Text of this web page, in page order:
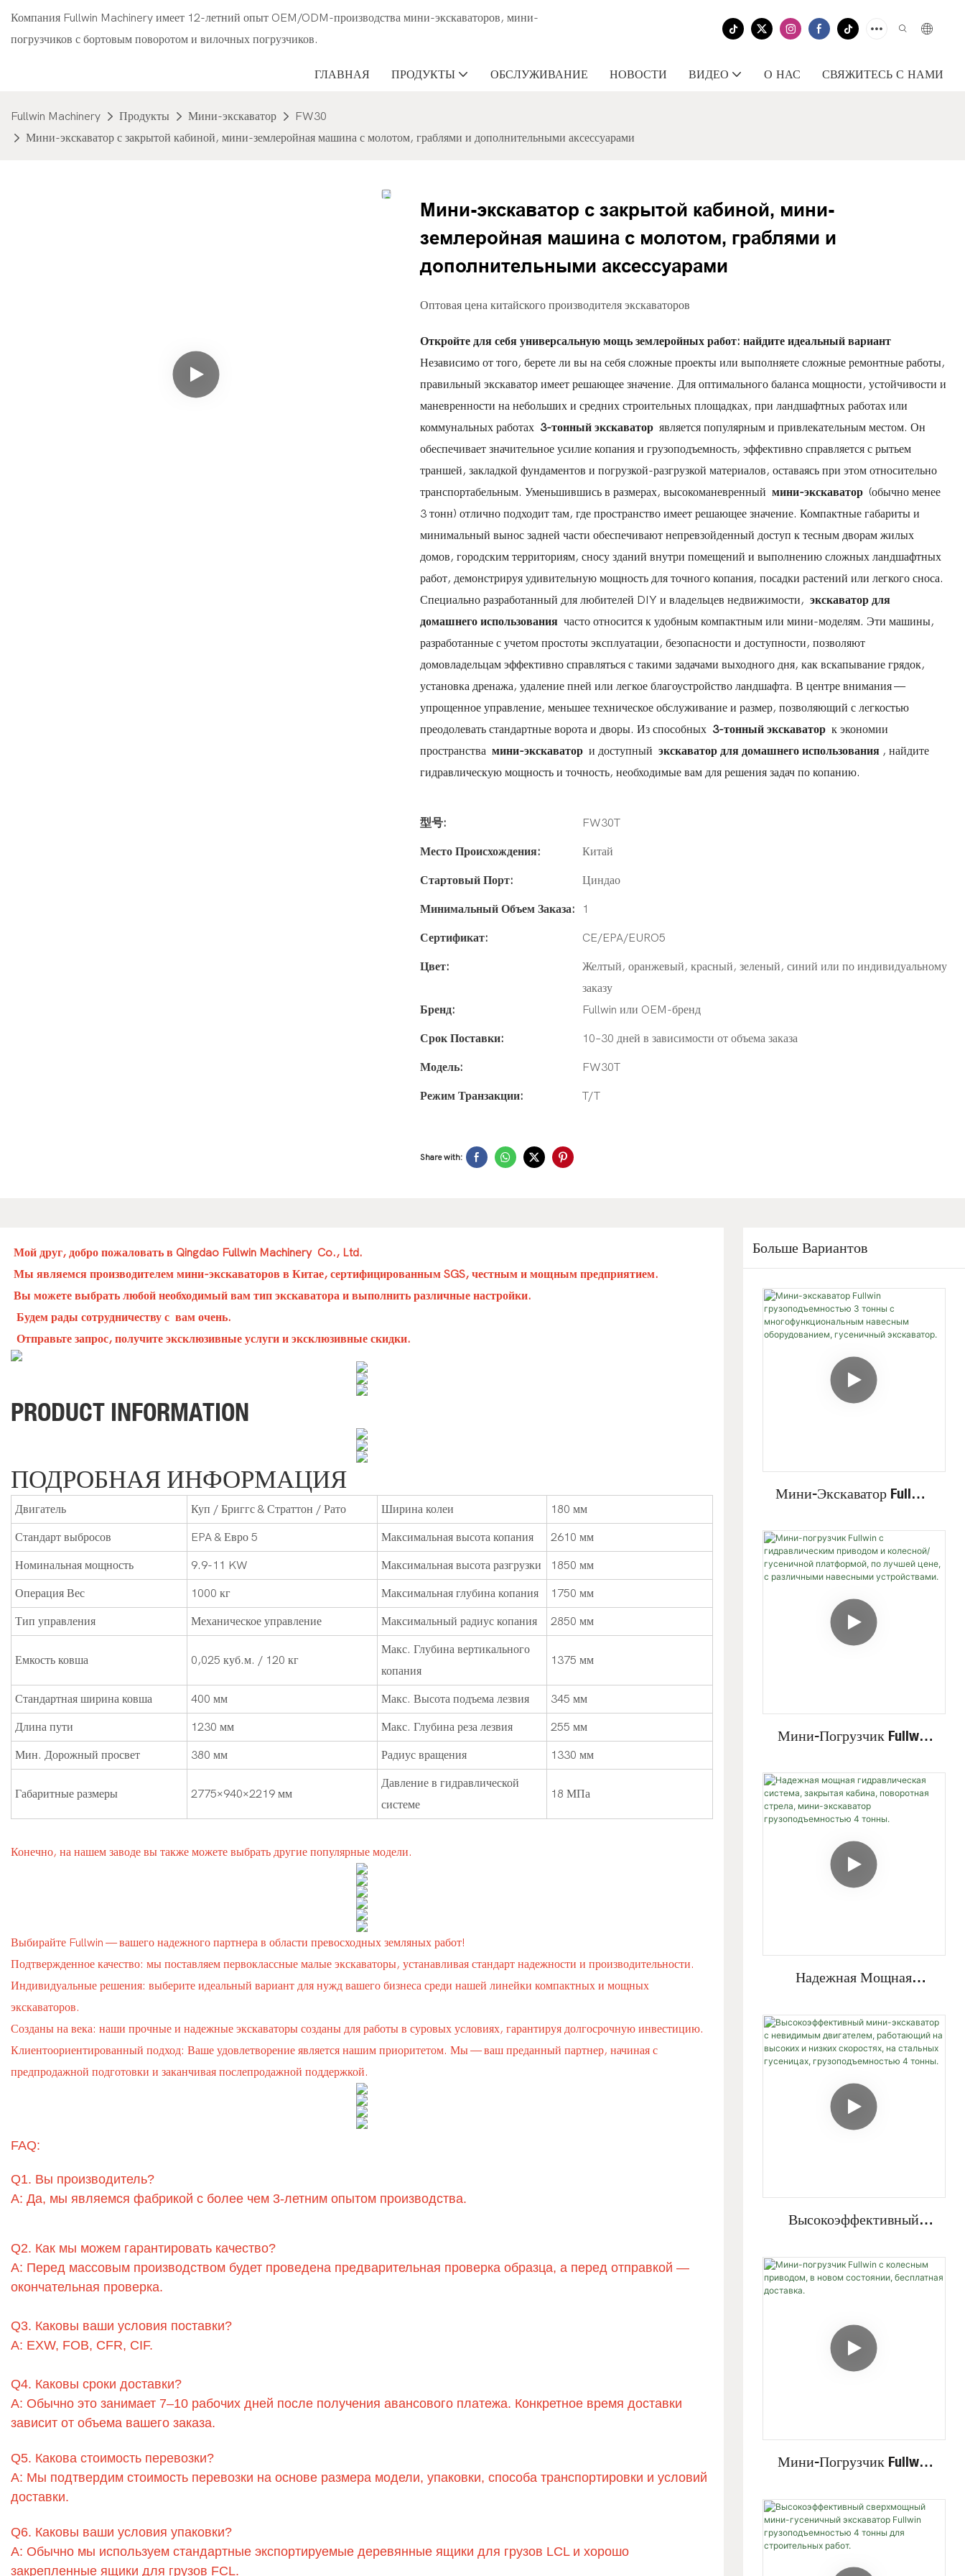
Компания Fullwin Machinery имеет 12-летний опыт OEM/ODM-производства мини-экскаваторов, мини-
погрузчиков с бортовым поворотом и вилочных погрузчиков.
ГЛАВНАЯ ПРОДУКТЫ ОБСЛУЖИВАНИЕ НОВОСТИ ВИДЕО О НАС СВЯЖИТЕСЬ С НАМИ
Fullwin Machinery Продукты Мини-экскаватор
FW30
Мини-экскаватор с закрытой кабиной, мини-землеройная машина с молотом, граблями и дополнительными аксессуарами
Мини-экскаватор с закрытой кабиной, мини-
землеройная машина с молотом, граблями и
дополнительными аксессуарами
Оптовая цена китайского производителя экскаваторов
Откройте для себя универсальную мощь землеройных работ: найдите идеальный вариант
Независимо от того, берете ли вы на себя сложные проекты или выполняете сложные ремонтные работы,
правильный экскаватор имеет решающее значение. Для оптимального баланса мощности, устойчивости и
маневренности на небольших и средних строительных площадках, при ландшафтных работах или
коммунальных работах 3-тонный экскаватор является популярным и привлекательным местом. Он
обеспечивает значительное усилие копания и грузоподъемность, эффективно справляется с рытьем
траншей, закладкой фундаментов и погрузкой-разгрузкой материалов, оставаясь при этом относительно
транспортабельным. Уменьшившись в размерах, высокоманевренный мини-экскаватор (обычно менее
3 тонн) отлично подходит там, где пространство имеет решающее значение. Компактные габариты и
минимальный вынос задней части обеспечивают непревзойденный доступ к тесным дворам жилых
домов, городским территориям, сносу зданий внутри помещений и выполнению сложных ландшафтных
работ, демонстрируя удивительную мощность для точного копания, посадки растений или легкого сноса.
Специально разработанный для любителей DIY и владельцев недвижимости, экскаватор для
домашнего использования часто относится к удобным компактным или мини-моделям. Эти машины,
разработанные с учетом простоты эксплуатации, безопасности и доступности, позволяют
домовладельцам эффективно справляться с такими задачами выходного дня, как вскапывание грядок,
установка дренажа, удаление пней или легкое благоустройство ландшафта. В центре внимания —
упрощенное управление, меньшее техническое обслуживание и размер, позволяющий с легкостью
преодолевать стандартные ворота и дворы. Из способных 3-тонный экскаватор к экономии
пространства мини-экскаватор и доступный экскаватор для домашнего использования , найдите
гидравлическую мощность и точность, необходимые вам для решения задач по копанию.
型号: FW30T
Место Происхождения: Китай
Стартовый Порт: Циндао
Минимальный Объем Заказа: 1
Сертификат: CE/EPA/EURO5
Цвет:
Желтый, оранжевый, красный, зеленый, синий или по индивидуальному
заказу
Бренд:
Fullwin или OEM-бренд
Срок Поставки: 10–30 дней в зависимости от объема заказа
Модель: FW30T
Режим Транзакции: T/T
Share with:
Мой друг, добро пожаловать в Qingdao Fullwin Machinery Co., Ltd.
Мы являемся производителем мини-экскаваторов в Китае, сертифицированным SGS, честным и мощным предприятием.
Вы можете выбрать любой необходимый вам тип экскаватора и выполнить различные настройки.
Будем рады сотрудничеству с вам очень.
Отправьте запрос, получите эксклюзивные услуги и эксклюзивные скидки.
PRODUCT INFORMATION
ПОДРОБНАЯ ИНФОРМАЦИЯ
Двигатель Куп / Бриггс & Страттон / Рато Ширина колеи 180 мм
Стандарт выбросов EPA & Евро 5 Максимальная высота копания 2610 мм
Номинальная мощность 9.9-11 KW Максимальная высота разгрузки 1850 мм
Операция Вес 1000 кг Максимальная глубина копания 1750 мм
Тип управления Механическое управление Максимальный радиус копания 2850 мм
Емкость ковша 0,025 куб.м. / 120 кг
Макс. Глубина вертикального
копания
1375 мм
Стандартная ширина ковша 400 мм Макс. Высота подъема лезвия 345 мм
Длина пути 1230 мм Макс. Глубина реза лезвия 255 мм
Мин. Дорожный просвет 380 мм Радиус вращения 1330 мм
Габаритные размеры 2775×940×2219 мм
Давление в гидравлической
системе
18 МПа
Конечно, на нашем заводе вы также можете выбрать другие популярные модели.
Выбирайте Fullwin — вашего надежного партнера в области превосходных земляных работ!
Подтвержденное качество: мы поставляем первоклассные малые экскаваторы, устанавливая стандарт надежности и производительности.
Индивидуальные решения: выберите идеальный вариант для нужд вашего бизнеса среди нашей линейки компактных и мощных
экскаваторов.
Созданы на века: наши прочные и надежные экскаваторы созданы для работы в суровых условиях, гарантируя долгосрочную инвестицию.
Клиентоориентированный подход: Ваше удовлетворение является нашим приоритетом. Мы — ваш преданный партнер, начиная с
предпродажной подготовки и заканчивая послепродажной поддержкой.
FAQ:
Q1. Вы производитель?
A: Да, мы являемся фабрикой с более чем 3-летним опытом производства.
Q2. Как мы можем гарантировать качество?
A: Перед массовым производством будет проведена предварительная проверка образца, а перед отправкой —
окончательная проверка.
Q3. Каковы ваши условия поставки?
A: EXW, FOB, CFR, CIF.
Q4. Каковы сроки доставки?
A: Обычно это занимает 7–10 рабочих дней после получения авансового платежа. Конкретное время доставки
зависит от объема вашего заказа.
Q5. Какова стоимость перевозки?
A: Мы подтвердим стоимость перевозки на основе размера модели, упаковки, способа транспортировки и условий
доставки.
Q6. Каковы ваши условия упаковки?
A: Обычно мы используем стандартные экспортируемые деревянные ящики для грузов LCL и хорошо
закрепленные ящики для грузов FCL.
Больше Вариантов
Мини-Экскаватор Fullwin
Тонны С
Многофункциональным
Навесным
Оборудованием,
Гусеничный Экскаватор.
Мини-Погрузчик Fullwin
Приводом И Колесной/
Гусеничной Платформой,
По Лучшей Цене, С
Различными Навесными
Устройствами.
Надежная Мощная
Закрытая Кабина,
Поворотная Стрела,
Мини-Экскаватор
Грузоподъемностью 4
Тонны.
Высокоэффективный
Невидимым Двигателем,
Работающий На Высоких
Стальных Гусеницах,
Грузоподъемностью 4
Тонны.
Мини-Погрузчик Fullwin
Новом Состоянии,
Бесплатная Доставка.